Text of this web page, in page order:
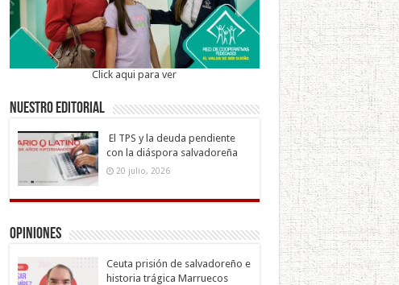
Click aqui para ver
Nuestro Editorial
El TPS y la deuda pendiente
con la diáspora salvadoreña
20 julio, 2026
Opiniones
Ceuta prisión de salvadoreño e
historia trágica Marruecos